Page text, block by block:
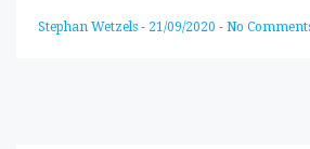
Stephan Wetzels - 21/09/2020 - No